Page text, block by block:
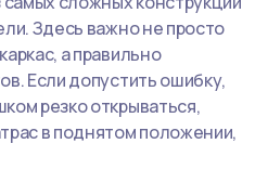
Здесь важно не просто
а правильно
Если допустить ошибку,
резко открываться,
в поднятом положении,